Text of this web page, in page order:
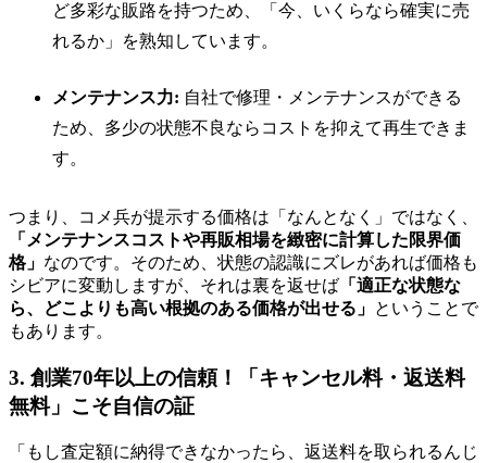
ど多彩な販路を持つため、「今、いくらなら確実に売
れるか」を熟知しています。
メンテナンス力: 自社で修理・メンテナンスができる
ため、多少の状態不良ならコストを抑えて再生できま
す。
つまり、コメ兵が提示する価格は「なんとなく」ではなく、
「メンテナンスコストや再販相場を緻密に計算した限界価
格」 なのです。そのため、状態の認識にズレがあれば価格も
シビアに変動しますが、それは裏を返せば 「適正な状態な
ら、どこよりも高い根拠のある価格が出せる」 ということで
もあります。
3. 創業70年以上の信頼！「キャンセル料・返送料
無料」こそ自信の証
「もし査定額に納得できなかったら、返送料を取られるんじ